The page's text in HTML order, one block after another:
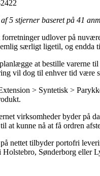
5 stjerner baseret på 41
udlover på
særligt ligetil, og endda
at bestille varerne
vil dog til enhver tid være
> Syntetisk >
virksomheder byder på
at kunne nå at få ordren
nettet tilbyder portofri
Holstebro, Sønderborg eller